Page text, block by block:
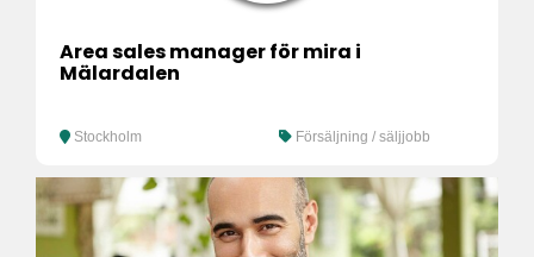
Area sales manager för mira i
Mälardalen
Stockholm Försäljning / säljjobb